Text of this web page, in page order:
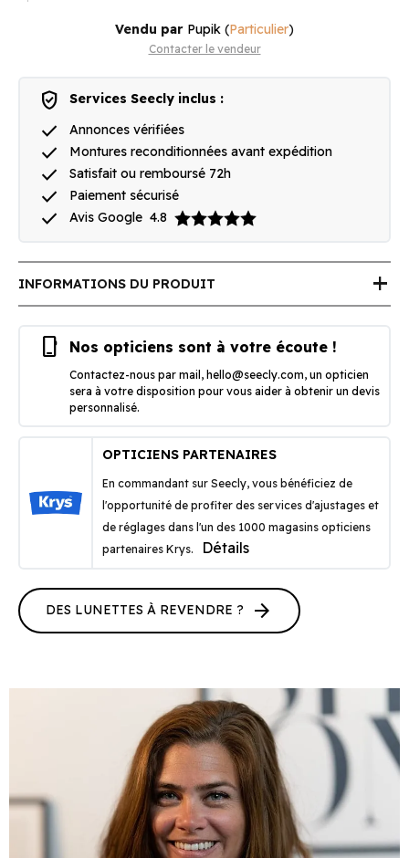
Vendu par Pupik (Particulier)
Contacter le vendeur
verified_user Services Seecly inclus :
done Annonces vérifiées
done Montures reconditionnées avant expédition
done Satisfait ou remboursé 72h
done Paiement sécurisé
done Avis Google 4.8
INFORMATIONS DU PRODUIT add
phone_iphone Nos opticiens sont à votre écoute !
Contactez-nous par mail, hello@seecly.com, un opticien
sera à votre disposition pour vous aider à obtenir un devis
personnalisé.
OPTICIENS PARTENAIRES
En commandant sur Seecly, vous bénéficiez de
l'opportunité de profiter des services d'ajustages et
de réglages dans l'un des 1000 magasins opticiens
partenaires Krys.
Détails
DES LUNETTES À REVENDRE ? arrow_forward